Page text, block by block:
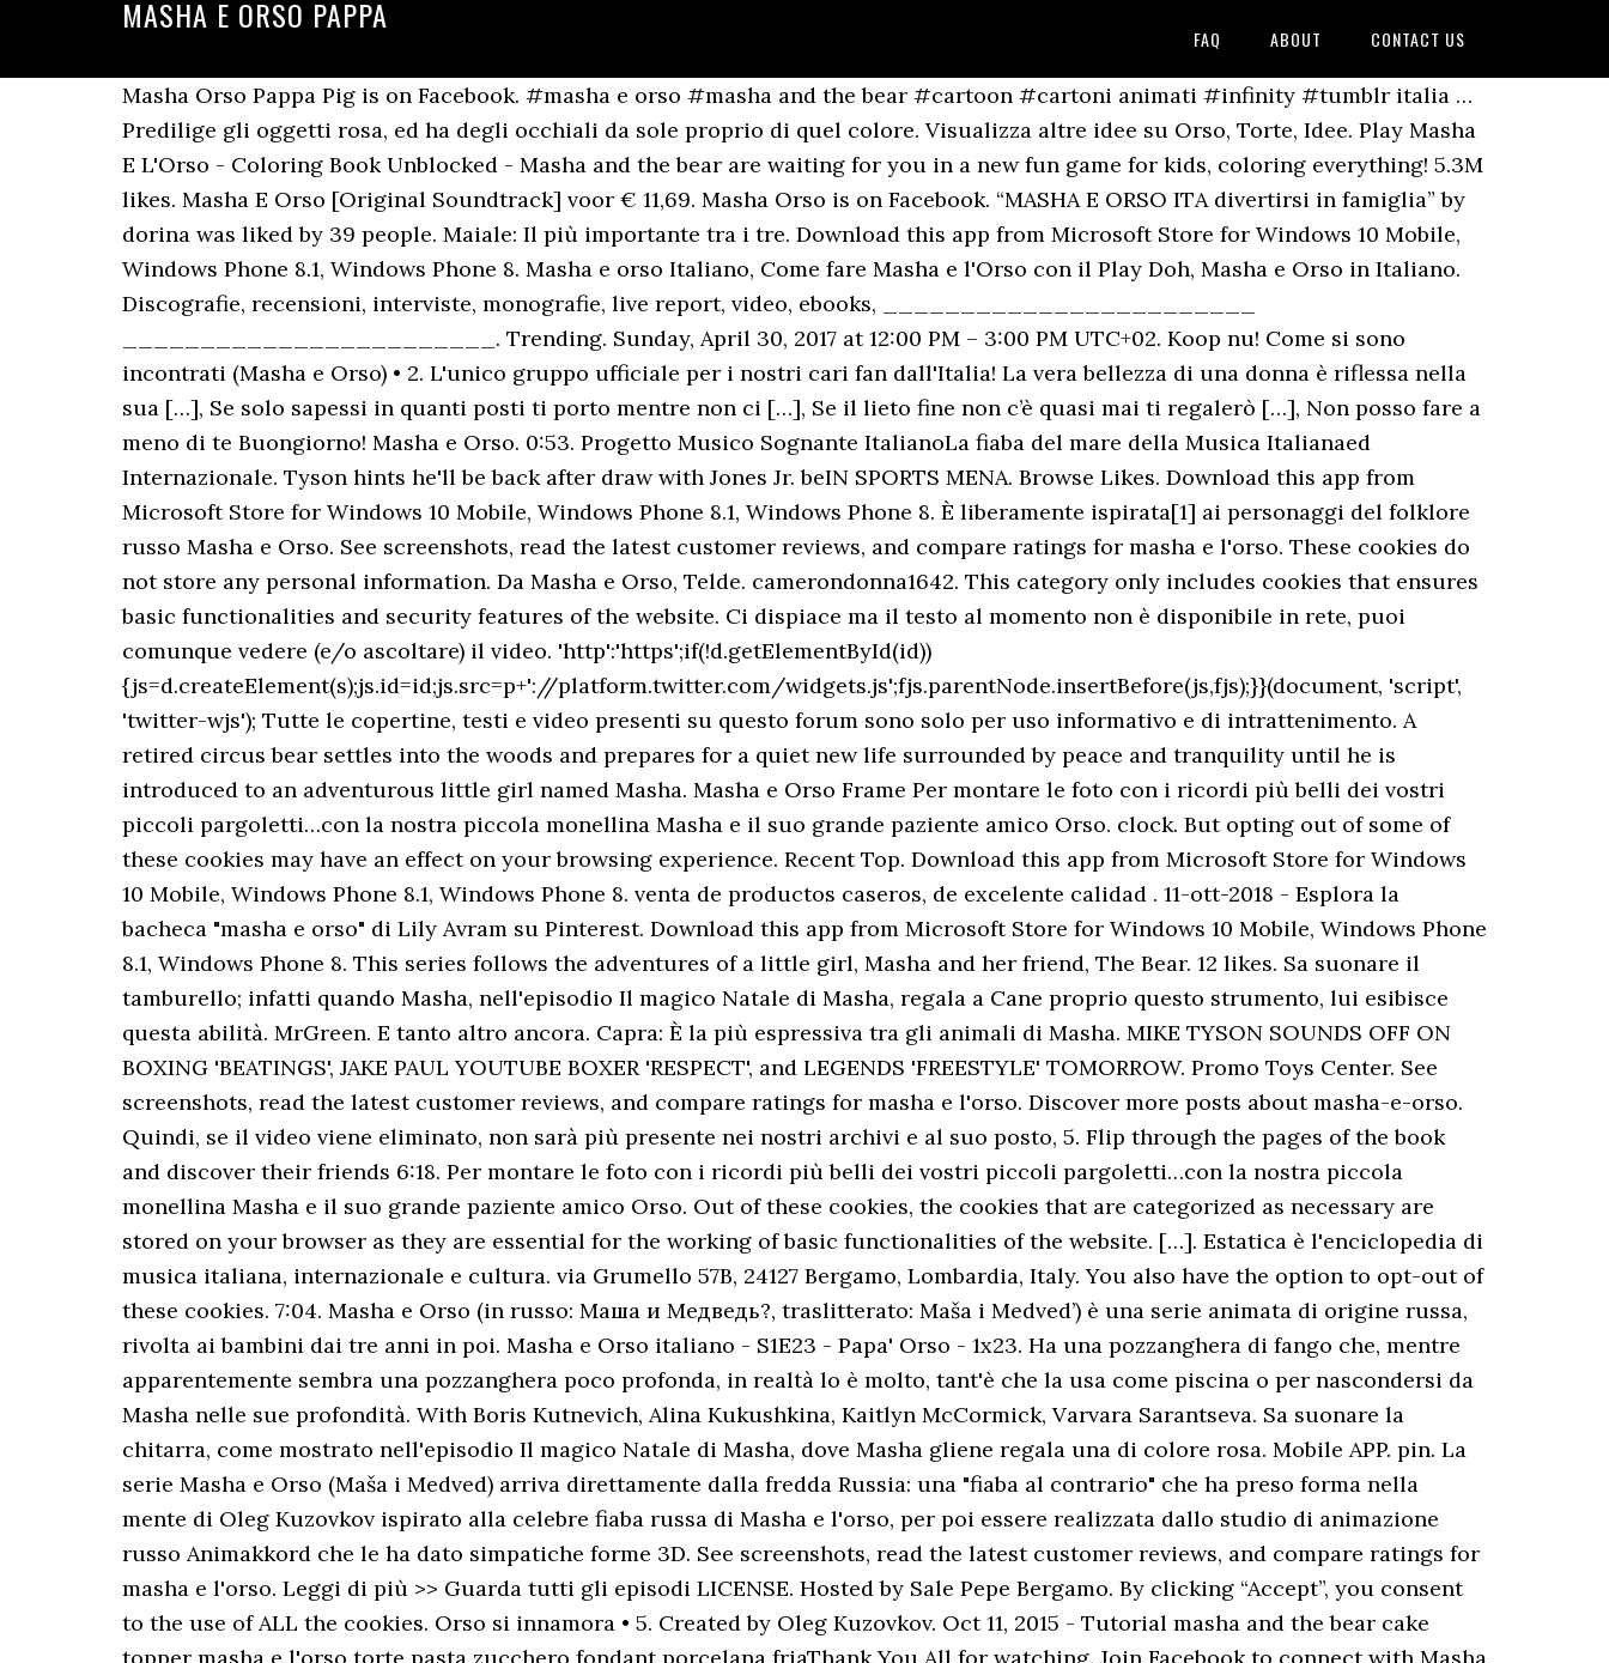
MASHA E ORSO PAPPA
FAQ ABOUT CONTACT US
Masha Orso Pappa Pig is on Facebook. #masha e orso #masha and the bear #cartoon #cartoni animati #infinity #tumblr italia … Predilige gli oggetti rosa, ed ha degli occhiali da sole proprio di quel colore. Visualizza altre idee su Orso, Torte, Idee. Play Masha E L'Orso - Coloring Book Unblocked - Masha and the bear are waiting for you in a new fun game for kids, coloring everything! 5.3M likes. Masha E Orso [Original Soundtrack] voor € 11,69. Masha Orso is on Facebook. “MASHA E ORSO ITA divertirsi in famiglia” by dorina was liked by 39 people. Maiale: Il più importante tra i tre. Download this app from Microsoft Store for Windows 10 Mobile, Windows Phone 8.1, Windows Phone 8. Masha e orso Italiano, Come fare Masha e l'Orso con il Play Doh, Masha e Orso in Italiano. Discografie, recensioni, interviste, monografie, live report, video, ebooks, ________________________ ________________________. Trending. Sunday, April 30, 2017 at 12:00 PM – 3:00 PM UTC+02. Koop nu! Come si sono incontrati (Masha e Orso) • 2. L'unico gruppo ufficiale per i nostri cari fan dall'Italia! La vera bellezza di una donna è riflessa nella sua […], Se solo sapessi in quanti posti ti porto mentre non ci […], Se il lieto fine non c’è quasi mai ti regalerò […], Non posso fare a meno di te Buongiorno! Masha e Orso. 0:53. Progetto Musico Sognante ItalianoLa fiaba del mare della Musica Italianaed Internazionale. Tyson hints he'll be back after draw with Jones Jr. beIN SPORTS MENA. Browse Likes. Download this app from Microsoft Store for Windows 10 Mobile, Windows Phone 8.1, Windows Phone 8. È liberamente ispirata[1] ai personaggi del folklore russo Masha e Orso. See screenshots, read the latest customer reviews, and compare ratings for masha e l'orso. These cookies do not store any personal information. Da Masha e Orso, Telde. camerondonna1642. This category only includes cookies that ensures basic functionalities and security features of the website. Ci dispiace ma il testo al momento non è disponibile in rete, puoi comunque vedere (e/o ascoltare) il video. 'http':'https';if(!d.getElementById(id)){js=d.createElement(s);js.id=id;js.src=p+'://platform.twitter.com/widgets.js';fjs.parentNode.insertBefore(js,fjs);}}(document, 'script', 'twitter-wjs'); Tutte le copertine, testi e video presenti su questo forum sono solo per uso informativo e di intrattenimento. A retired circus bear settles into the woods and prepares for a quiet new life surrounded by peace and tranquility until he is introduced to an adventurous little girl named Masha. Masha e Orso Frame Per montare le foto con i ricordi più belli dei vostri piccoli pargoletti…con la nostra piccola monellina Masha e il suo grande paziente amico Orso. clock. But opting out of some of these cookies may have an effect on your browsing experience. Recent Top. Download this app from Microsoft Store for Windows 10 Mobile, Windows Phone 8.1, Windows Phone 8. venta de productos caseros, de excelente calidad . 11-ott-2018 - Esplora la bacheca "masha e orso" di Lily Avram su Pinterest. Download this app from Microsoft Store for Windows 10 Mobile, Windows Phone 8.1, Windows Phone 8. This series follows the adventures of a little girl, Masha and her friend, The Bear. 12 likes. Sa suonare il tamburello; infatti quando Masha, nell'episodio Il magico Natale di Masha, regala a Cane proprio questo strumento, lui esibisce questa abilità. MrGreen. E tanto altro ancora. Capra: È la più espressiva tra gli animali di Masha. MIKE TYSON SOUNDS OFF ON BOXING 'BEATINGS', JAKE PAUL YOUTUBE BOXER 'RESPECT', and LEGENDS 'FREESTYLE' TOMORROW. Promo Toys Center. See screenshots, read the latest customer reviews, and compare ratings for masha e l'orso. Discover more posts about masha-e-orso. Quindi, se il video viene eliminato, non sarà più presente nei nostri archivi e al suo posto, 5. Flip through the pages of the book and discover their friends 6:18. Per montare le foto con i ricordi più belli dei vostri piccoli pargoletti…con la nostra piccola monellina Masha e il suo grande paziente amico Orso. Out of these cookies, the cookies that are categorized as necessary are stored on your browser as they are essential for the working of basic functionalities of the website. […]. Estatica è l'enciclopedia di musica italiana, internazionale e cultura. via Grumello 57B, 24127 Bergamo, Lombardia, Italy. You also have the option to opt-out of these cookies. 7:04. Masha e Orso (in russo: Маша и Медведь?, traslitterato: Maša i Medved’) è una serie animata di origine russa, rivolta ai bambini dai tre anni in poi. Masha e Orso italiano - S1E23 - Papa' Orso - 1x23. Ha una pozzanghera di fango che, mentre apparentemente sembra una pozzanghera poco profonda, in realtà lo è molto, tant'è che la usa come piscina o per nascondersi da Masha nelle sue profondità. With Boris Kutnevich, Alina Kukushkina, Kaitlyn McCormick, Varvara Sarantseva. Sa suonare la chitarra, come mostrato nell'episodio Il magico Natale di Masha, dove Masha gliene regala una di colore rosa. Mobile APP. pin. La serie Masha e Orso (Maša i Medved) arriva direttamente dalla fredda Russia: una "fiaba al contrario" che ha preso forma nella mente di Oleg Kuzovkov ispirato alla celebre fiaba russa di Masha e l'orso, per poi essere realizzata dallo studio di animazione russo Animakkord che le ha dato simpatiche forme 3D. See screenshots, read the latest customer reviews, and compare ratings for masha e l'orso. Leggi di più >> Guarda tutti gli episodi LICENSE. Hosted by Sale Pepe Bergamo. By clicking “Accept”, you consent to the use of ALL the cookies. Orso si innamora • 5. Created by Oleg Kuzovkov. Oct 11, 2015 - Tutorial masha and the bear cake topper masha e l'orso torte pasta zucchero fondant porcelana friaThank You All for watching. Join Facebook to connect with Masha Orso and others you may know. We use cookies on our website to give you the most relevant experience by remembering your preferences and repeat visits. Masha e Orso Italiano - Papa orso Ep. See a recent post on Tumblr from @infinity about masha-e-orso. 6:18. Necessary cookies are absolutely essential for the website to function properly. L'unico gruppo ufficiale per i nostri cari fan dall'Italia! Sa suonare la fisarmonica, come mostrato nell'episodio Il magico Natale di Masha, dove la bambina gliene regala una. COVER: di MASHA E ORSO - Le Canzoni Originali, Italia Canora (tutto ciò che canta in Italia), DUO FASANO - DISCOGRAFIA (Canzoni, Video, Testi), GINO LATILLA - DISCOGRAFIA (Cover - Video - Testi), RENATO RASCEL - DISCOGRAFIA (Cover - Video - Testi), ALBERTO BERRI - Biografia, Discografia, Canzoni, Video,Testi, LEANO MORELLI - Biografia, Discografia, Canzoni, Video,Testi, LEANO MORELLI - DISCOGRAFIA (Canzoni, Video, Testi), DANIELA DAVOLI - Biografia, Discografia, Canzoni, Video,Testi, FESTIVAL DI SANREMO 1977: I CANTANTI - LE CANZONI - I TESTI, CANZONI COMICHE: 1973 - COCHI E RENATO IN IL POETA E IL CONTADINO, QUARTETTO CETRA - DISCOGRAFIA (Cover - Video - Testi), MUSICARELLI: 1967 - I RAGAZZI DI BANDIERA GIALLA, BARBAPAPA' - 1970 (Trama, Personaggi, Sigla TV), ENZO FUSCO - Biografia, Canzoni, Video, Testi, PEPPINO DI CAPRI - DISCOGRAFIA (Cover - Video - Testi), FRANCO BAGUTTI - DISCOGRAFIA (Cover - Video - Testi). Join Facebook to connect with Masha Orso Pappa Pig and others you may know. These cookies will be stored in your browser only with your consent. Un elenco dei principali artisti, cantautori e gruppi italiani famosi e emergenti, la biografia, la discografia, i testi, la foto, i video, i tour e le date dei concerti. We know this might sound. More than a year ago. Solitamente Masha lo traveste da bebè, chiamandolo "il mio dolce piccolino", e cerca in ogni modo di nutrirlo, vedendolo troppo magro, a contraddizione della sua natura di porcellino. This website uses cookies to improve your experience while you navigate through the website. Masha e Orso. Cane: Bianco a macchie marroni, di una razza non definita. Thilinianjalo. Mike Tyson. See screenshots, read the latest customer reviews, and compare ratings for masha e l'orso. Le avventure di Masha e Orso sono su Infinity! Sale Pepe Bergamo. Follow. Facebook gives people the power to share … 12:18. Download this app from Microsoft Store for Windows 10 Mobile, Windows Phone 8.1, Windows Phone 8. Italia Canora :: L'ARCOBALENO DELLE CANZONI :: Tweet!function(d,s,id){var js,fjs=d.getElementsByTagName(s)[0],p=/^http:/.test(d.location)? Show Map. La prima puntata è andata in onda il 7 gennaio del 2009 in Russia dove è ormai la property numero 1, ma ora questo cartone animato sta vivendo il proprio momento d'oro in Europa. Any cookies that may not be particularly necessary for the website to function and is used specifically to collect user personal data via analytics, ads, other embedded contents are termed as non-necessary cookies. Masha e Orso italiano - S1E23 - Papa' Orso - 1x23. Tra gli animali dell'aia è sicuramente il più protettivo, come mostrato quando, al termine del primo episodio Masha e Orso, morde Orso quando egli ha portato a casa Masha. We also use third-party cookies that help us analyze and understand how you use this website. It is mandatory to procure user consent prior to running these cookies on your website. Orso, giochi con me? GRATIS VERZENDING - GEEN MINIMALE AFNAME - VEILIG BETALEN - RUIME KEUZE - SCHERPE PRIJZEN App Store Google Play. 23. È agile e scattante, e si muove quasi a tic. 3:33. Inoltre, adora stendersi al sole ad ascoltare la musica. infinity. 5.3M likes. Log in Sign up. English (EN) mashabear.ru (RU) masha-oso.es (ES) mashamichka.fr (FR) masha-orso.it (IT) mashaurso.com (PT) Progetti Novità Videos ... Ricevi un fantastico regalo da Masha! See screenshots, read the latest customer reviews, and compare ratings for masha e l'orso. MASHA E ORSO ITA divertirsi in famiglia. camerondonna1642. Masha e Orso - Libro da Colorare Bambini 3 - 7 Anni: Tutti felici con questo libro da colorare di Masha e Orso, i personaggi molto amat